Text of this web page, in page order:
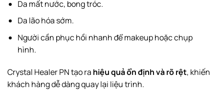
Da mất nước, bong tróc.
Da lão hóa sớm.
Người cần phục hồi nhanh để makeup hoặc chụp
hình.
Crystal Healer PN tạo ra hiệu quả ổn định và rõ rệt, khiến
khách hàng dễ dàng quay lại liệu trình.